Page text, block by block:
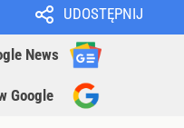
UDOSTĘPNIJ
News
Google